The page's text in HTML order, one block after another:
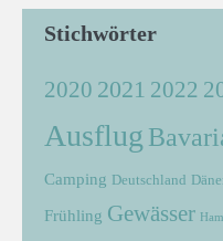
Stichwörter
2020 2021 2022
Ausflug
Camping Deutschland
Frühling Gewässer